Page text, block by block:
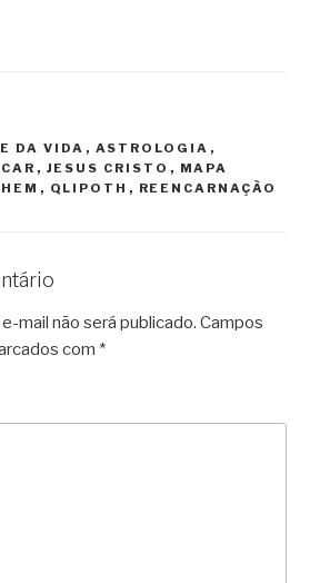
DA VIDA , ASTROLOGIA ,
, JESUS CRISTO , MAPA
, QLIPOTH , REENCARNAÇÃO
mail não será publicado. Campos
com *